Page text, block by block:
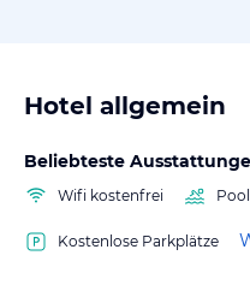
Hotel allgemein
Beliebteste
Wifi kostenfrei
Kostenlose Parkplätze